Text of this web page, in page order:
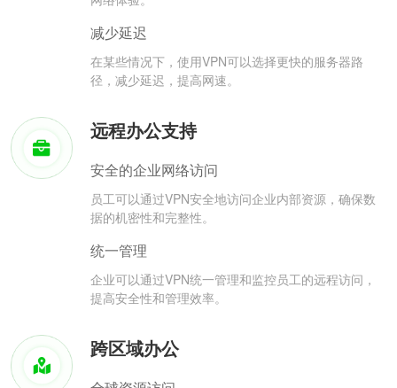
减少延迟
在某些情况下，使用VPN可以选择更快的服务器路
径，减少延迟，提高网速。
远程办公支持
安全的企业网络访问
员工可以通过VPN安全地访问企业内部资源，确保数
据的机密性和完整性。
统一管理
企业可以通过VPN统一管理和监控员工的远程访问，
提高安全性和管理效率。
跨区域办公